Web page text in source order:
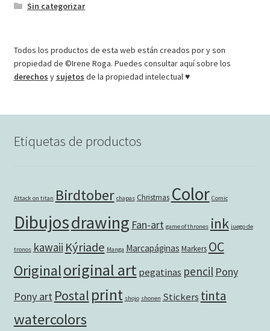
Sin categorizar
Todos los productos de esta web están creados por y son
propiedad de ©Irene Roga. Puedes consultar aquí sobre los
derechos y sujetos de la propiedad intelectual ♥
Etiquetas de productos
Attack on titan Birdtober chapas Christmas Color Comic
Dibujosdrawing Fan-art game of thrones ink juego de
tronos kawaii Kýriade Manga Marcapáginas Markers OC
Originaloriginal art pegatinas pencil Pony
Pony art Postal print shojo shonen Stickers tinta
watercolors